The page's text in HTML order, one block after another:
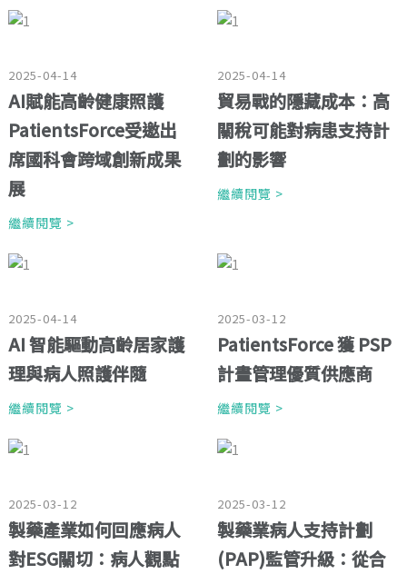
2025-04-14
AI賦能高齡健康照護
PatientsForce受邀出
席國科會跨域創新成果
展
繼續閱覽 >
2025-04-14
貿易戰的隱藏成本：高
關稅可能對病患支持計
劃的影響
繼續閱覽 >
2025-04-14
AI 智能驅動高齡居家護
理與病人照護伴隨
繼續閱覽 >
2025-03-12
PatientsForce 獲 PSP
計畫管理優質供應商
繼續閱覽 >
2025-03-12
製藥產業如何回應病人
對ESG關切：病人觀點
2025-03-12
製藥業病人支持計劃
(PAP)監管升級：從合